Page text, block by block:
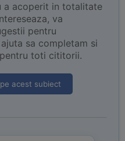
a acoperit in totalitate
va
pentru
sa completam si
toti cititorii.
acest subiect